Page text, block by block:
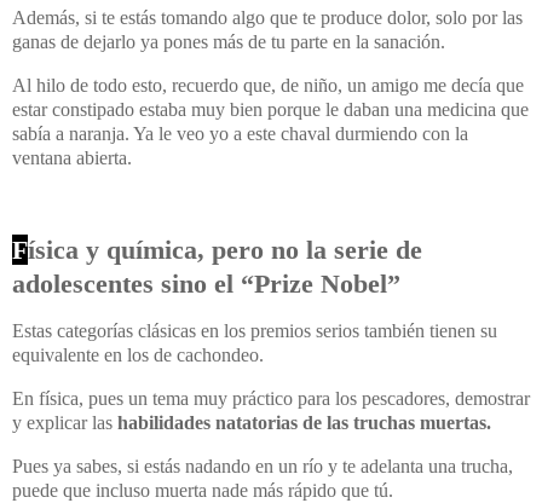
Además, si te estás tomando algo que te produce dolor, solo por las
ganas de dejarlo ya pones más de tu parte en la sanación.
Al hilo de todo esto, recuerdo que, de niño, un amigo me decía que
estar constipado estaba muy bien porque le daban una medicina que
sabía a naranja. Ya le veo yo a este chaval durmiendo con la
ventana abierta.
Física y química, pero no la serie de
adolescentes sino el “Prize Nobel”
Estas categorías clásicas en los premios serios también tienen su
equivalente en los de cachondeo.
En física, pues un tema muy práctico para los pescadores, demostrar
y explicar las habilidades natatorias de las truchas muertas.
Pues ya sabes, si estás nadando en un río y te adelanta una trucha,
puede que incluso muerta nade más rápido que tú.